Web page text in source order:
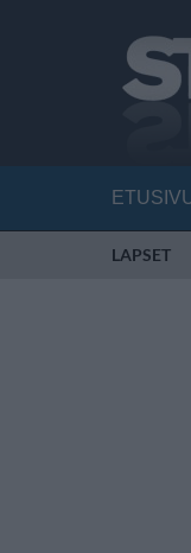
LAPSET